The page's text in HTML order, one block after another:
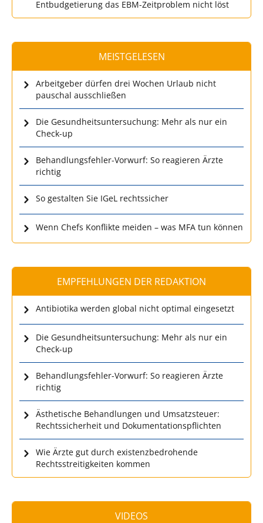
Entbudgetierung das EBM-Zeitproblem nicht löst
MEISTGELESEN
Arbeitgeber dürfen drei Wochen Urlaub nicht
pauschal ausschließen
Die Gesundheitsuntersuchung: Mehr als nur ein
Check-up
Behandlungsfehler-Vorwurf: So reagieren Ärzte
richtig
So gestalten Sie IGeL rechtssicher
Wenn Chefs Konflikte meiden – was MFA tun können
EMPFEHLUNGEN DER REDAKTION
Antibiotika werden global nicht optimal eingesetzt
Die Gesundheitsuntersuchung: Mehr als nur ein
Check-up
Behandlungsfehler-Vorwurf: So reagieren Ärzte
richtig
Ästhetische Behandlungen und Umsatzsteuer:
Rechtssicherheit und Dokumentationspflichten
Wie Ärzte gut durch existenzbedrohende
Rechtsstreitigkeiten kommen
VIDEOS